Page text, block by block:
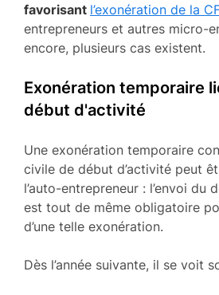
favorisant l’exonération de la
entrepreneurs et autres micro-
encore, plusieurs cas existent.
Exonération temporaire
début d'activité
Une exonération temporaire
civile de début d’activité peut
l’auto-entrepreneur : l’envoi du
est tout de même obligatoire
d’une telle exonération.
Dès l’année suivante, il se voit